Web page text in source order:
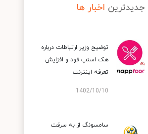
جدیدترین اخبار ها
توضیح وزیر ارتباطات درباره
هک اسنپ‌ فود و افزایش
تعرفه اینترنت
1402/10/10
سامسونگ از به سرقت